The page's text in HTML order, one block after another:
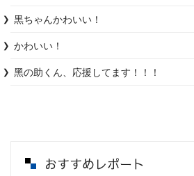
黒ちゃんかわいい！
かわいい！
黑の助くん、応援してます！！！
おすすめレポート